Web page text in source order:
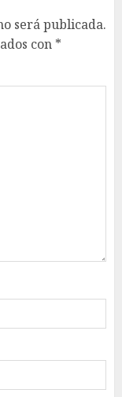
será publicada.
con *